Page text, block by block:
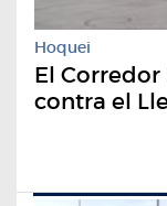
Hoquei
El
contra el